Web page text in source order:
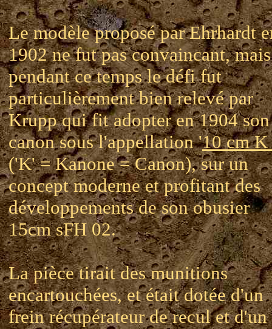
Le modèle proposé par Ehrhardt
1902 ne fut pas convaincant, mais
pendant ce temps le défi fut
particulièrement bien relevé par
Krupp qui fit adopter en 1904 son
canon sous l'appellation '10 cm K
('K' = Kanone = Canon), sur un
concept moderne et profitant des
développements de son obusier
15cm sFH 02.
La pièce tirait des munitions
encartouchées, et était dotée d'un
frein récupérateur de recul et d'un